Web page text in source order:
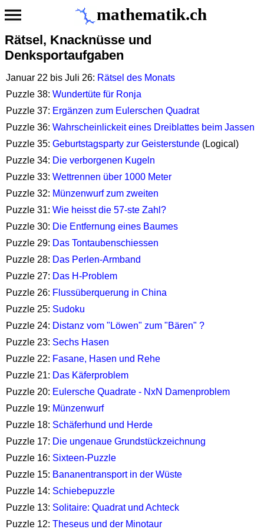
mathematik.ch
Rätsel, Knacknüsse und
Denksportaufgaben
Januar 22 bis Juli 26: Rätsel des Monats
Puzzle 38: Wundertüte für Ronja
Puzzle 37: Ergänzen zum Eulerschen Quadrat
Puzzle 36: Wahrscheinlickeit eines Dreiblattes beim Jassen
Puzzle 35: Geburtstagsparty zur Geisterstunde (Logical)
Puzzle 34: Die verborgenen Kugeln
Puzzle 33: Wettrennen über 1000 Meter
Puzzle 32: Münzenwurf zum zweiten
Puzzle 31: Wie heisst die 57-ste Zahl?
Puzzle 30: Die Entfernung eines Baumes
Puzzle 29: Das Tontaubenschiessen
Puzzle 28: Das Perlen-Armband
Puzzle 27: Das H-Problem
Puzzle 26: Flussüberquerung in China
Puzzle 25: Sudoku
Puzzle 24: Distanz vom "Löwen" zum "Bären" ?
Puzzle 23: Sechs Hasen
Puzzle 22: Fasane, Hasen und Rehe
Puzzle 21: Das Käferproblem
Puzzle 20: Eulersche Quadrate - NxN Damenproblem
Puzzle 19: Münzenwurf
Puzzle 18: Schäferhund und Herde
Puzzle 17: Die ungenaue Grundstückzeichnung
Puzzle 16: Sixteen-Puzzle
Puzzle 15: Bananentransport in der Wüste
Puzzle 14: Schiebepuzzle
Puzzle 13: Solitaire: Quadrat und Achteck
Puzzle 12: Theseus und der Minotaur